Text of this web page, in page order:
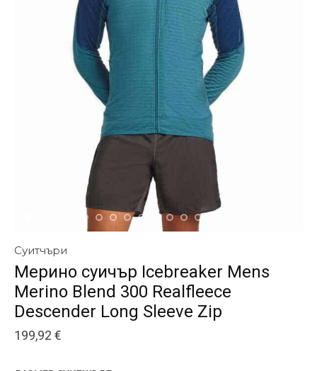
Суитчъри
Мерино суичър Icebreaker Mens
Merino Blend 300 Realfleece
Descender Long Sleeve Zip
199,92 €